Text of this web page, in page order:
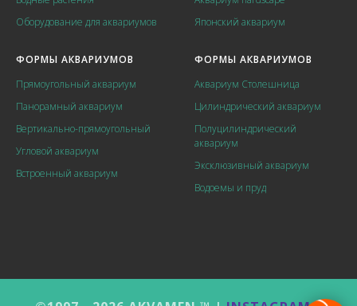
Оборудование для аквариумов
Японский аквариум
ФОРМЫ АКВАРИУМОВ
Прямоугольный аквариум
Панорамный аквариум
Вертикально-прямоугольный
Угловой аквариум
Встроенный аквариум
ФОРМЫ АКВАРИУМОВ
Аквариум Столешница
Цилиндрический аквариум
Полуцилиндрический
аквариум
Эксклюзивный аквариум
Водоемы и пруд